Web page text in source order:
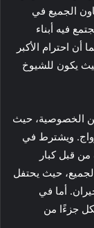
الجميع في
فيه أبناء
أن احترام الأكبر
يكون للشيوخ
من الخصوصية، حيث
ويشترط في
من قبل كبار
حيث يحتفل
أما في
جزءًا من